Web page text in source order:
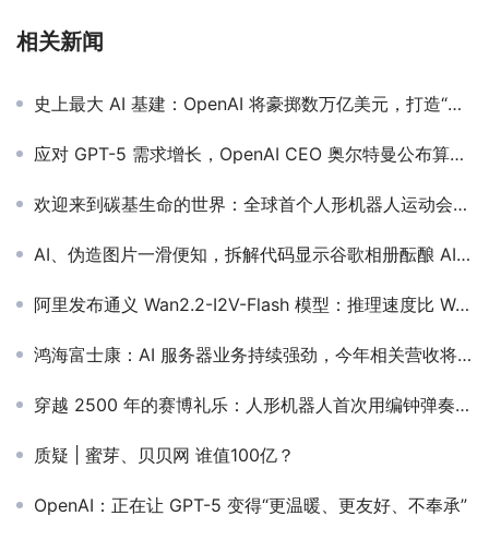
相关新闻
史上最大 AI 基建：OpenAI 将豪掷数万亿美元，打造“AI 宇宙工厂”
应对 GPT-5 需求增长，OpenAI CEO 奥尔特曼公布算力分配计划
欢迎来到碳基生命的世界：全球首个人形机器人运动会在北京开幕，跳舞、走秀、踢足球，500 余台机器人参赛
AI、伪造图片一滑便知，拆解代码显示谷歌相册酝酿 AI 检测功能
阿里发布通义 Wan2.2-I2V-Flash 模型：推理速度比 Wan2.1 提升 12 倍，图生视频更轻快
鸿海富士康：AI 服务器业务持续强劲，今年相关营收将超 1 万亿新台币
穿越 2500 年的赛博礼乐：人形机器人首次用编钟弹奏老祖宗的 BGM
质疑 | 蜜芽、贝贝网 谁值100亿？
OpenAI：正在让 GPT-5 变得“更温暖、更友好、不奉承”